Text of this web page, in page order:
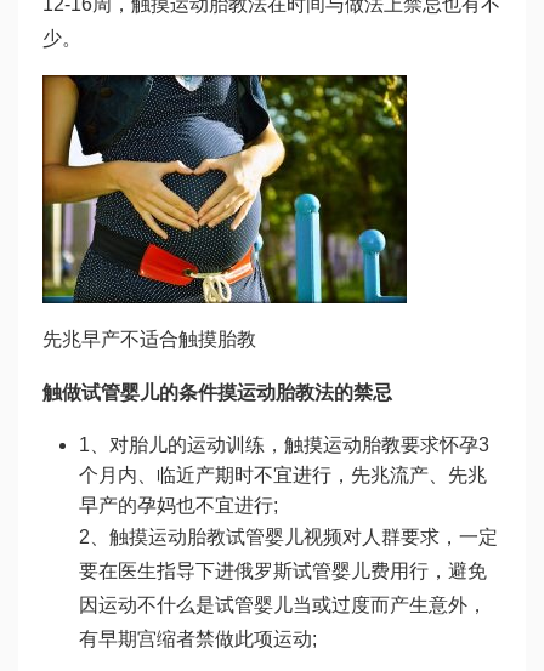
少。
先兆早产不适合触摸胎教
触做试管婴儿的条件摸运动胎教法的禁忌
1、对胎儿的运动训练，触摸运动胎教要求怀孕3
个月内、临近产期时不宜进行，先兆流产、先兆
早产的孕妈也不宜进行;
2、触摸运动胎教试管婴儿视频对人群要求，一定
要在医生指导下进俄罗斯试管婴儿费用行，避免
因运动不什么是试管婴儿当或过度而产生意外，
有早期宫缩者禁做此项运动;